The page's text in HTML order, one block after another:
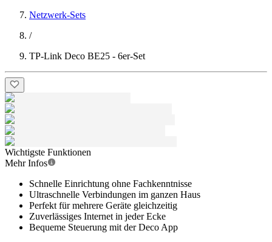
Netzwerk-Sets
/
TP-Link Deco BE25 - 6er-Set
Wichtigste Funktionen
Mehr Infos
Schnelle Einrichtung ohne Fachkenntnisse
Ultraschnelle Verbindungen im ganzen Haus
Perfekt für mehrere Geräte gleichzeitig
Zuverlässiges Internet in jeder Ecke
Bequeme Steuerung mit der Deco App